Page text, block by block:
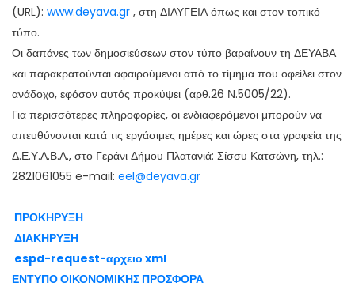
(URL): www.deyava.gr , στη ΔΙΑΥΓΕΙΑ όπως και στον τοπικό
τύπο.
Οι δαπάνες των δημοσιεύσεων στον τύπο βαραίνουν τη ΔΕΥΑΒΑ
και παρακρατούνται αφαιρούμενοι από το τίμημα που οφείλει στον
ανάδοχο, εφόσον αυτός προκύψει (αρθ.26 Ν.5005/22).
Για περισσότερες πληροφορίες, οι ενδιαφερόμενοι μπορούν να
απευθύνονται κατά τις εργάσιμες ημέρες και ώρες στα γραφεία της
Δ.Ε.Υ.Α.Β.Α., στο Γεράνι Δήμου Πλατανιά: Σίσσυ Κατσώνη, τηλ.:
2821061055 e-mail: eel@deyava.gr
ΠΡΟΚΗΡΥΞΗ
ΔΙΑΚΗΡΥΞΗ
espd-request-αρχειο xml
ΕΝΤΥΠΟ ΟΙΚΟΝΟΜΙΚΗΣ ΠΡΟΣΦΟΡΑ